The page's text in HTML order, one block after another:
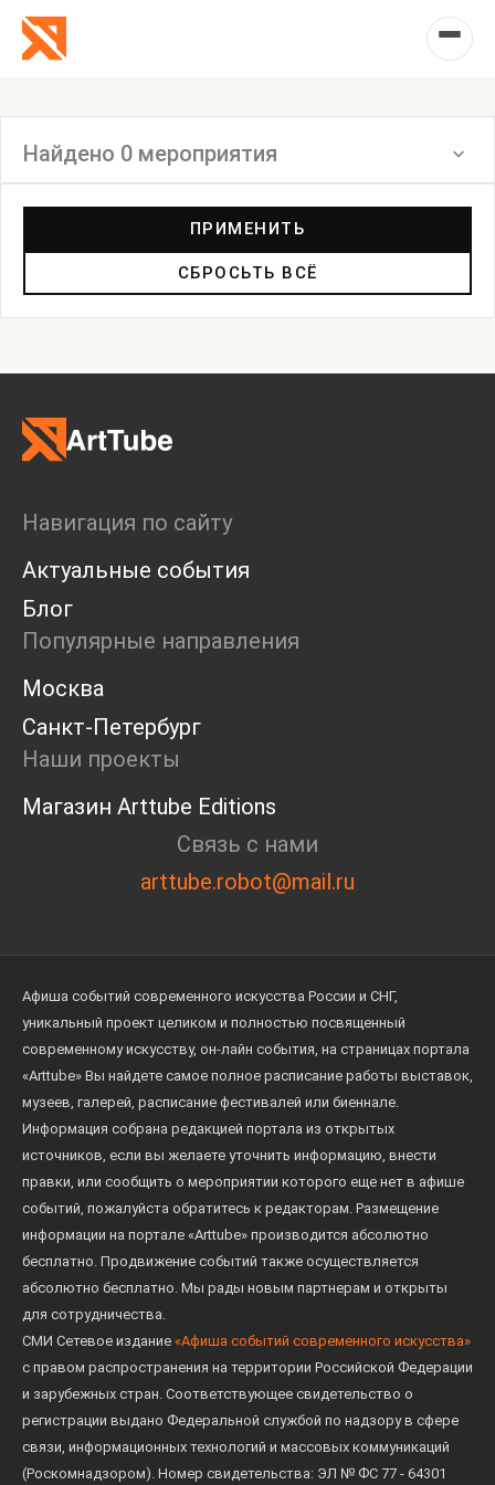
Найдено 0 мероприятия
Дискуссия
Пост-релиз
Пресс-конференция
Ярмарка
Open call
Экскурсия
Дискуссия
Cosmoscow 2024
Blazar 2024
Встречи
Круглый стол
ПРИМЕНИТЬ
СБРОСЬТЬ ВСЁ
Навигация по сайту
Актуальные события
Блог
Популярные направления
Москва
Санкт-Петербург
Наши проекты
Магазин Arttube Editions
Связь с нами
arttube.robot@mail.ru
Афиша событий современного искусства России и СНГ,
уникальный проект целиком и полностью посвященный
современному искусству, он-лайн события, на страницах портала
«Arttube» Вы найдете самое полное расписание работы выставок,
музеев, галерей, расписание фестивалей или биеннале.
Информация собрана редакцией портала из открытых
источников, если вы желаете уточнить информацию, внести
правки, или сообщить о мероприятии которого еще нет в афише
событий, пожалуйста обратитесь к редакторам. Размещение
информации на портале «Arttube» производится абсолютно
бесплатно. Продвижение событий также осуществляется
абсолютно бесплатно. Мы рады новым партнерам и открыты
для сотрудничества.
СМИ Сетевое издание «Афиша событий современного искусства»
с правом распространения на территории Российской Федерации
и зарубежных стран. Соответствующее свидетельство о
регистрации выдано Федеральной службой по надзору в сфере
связи, информационных технологий и массовых коммуникаций
(Роскомнадзором). Номер свидетельства: ЭЛ № ФС 77 - 64301